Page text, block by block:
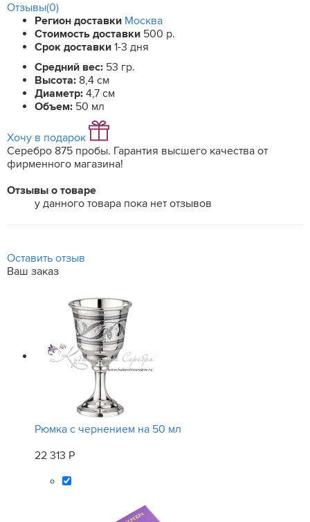
Отзывы(0)
Регион доставки Москва
Стоимость доставки 500 р.
Срок доставки 1-3 дня
Средний вес: 53 гр.
Высота: 8,4 см
Диаметр: 4,7 см
Объем: 50 мл
Хочу в подарок
Серебро 875 пробы. Гарантия высшего качества от
фирменного магазина!
Отзывы о товаре
у данного товара пока нет отзывов
Оставить отзыв
Ваш заказ
Рюмка с чернением на 50 мл
22 313 Р